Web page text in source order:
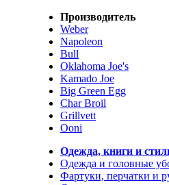
Производитель
Weber
Napoleon
Bull
Oklahoma Joe's
Kamado Joe
Big Green Egg
Char Broil
Grillvett
Ooni
Одежда, книги и
Одежда и головные
Фартуки, перчатки и